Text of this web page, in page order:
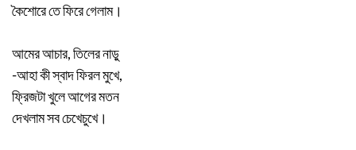
কৈশোরে তে ফিরে গেলাম।
আমের আচার, তিলের নাড়ু
-আহা কী স্বাদ ফিরল মুখে,
ফ্রিজটা খুলে আগের মতন
দেখলাম সব চেখেচুখে।